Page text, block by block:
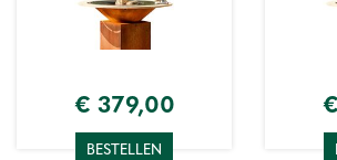
€ 379,00
BESTELLEN
€